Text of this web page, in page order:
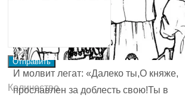
Отправить
Количество
И молвит легат: «Далеко ты,О княже,
прославлен за доблесть свою!Ты в